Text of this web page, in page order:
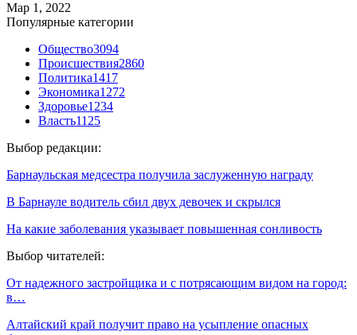
Мар 1, 2022
Популярные категории
Общество3094
Происшествия2860
Политика1417
Экономика1272
Здоровье1234
Власть1125
Выбор редакции:
Барнаульская медсестра получила заслуженную награду
В Барнауле водитель сбил двух девочек и скрылся
На какие заболевания указывает повышенная сонливость
Выбор читателей:
От надежного застройщика и с потрясающим видом на город:
в…
Алтайский край получит право на усыпление опасных